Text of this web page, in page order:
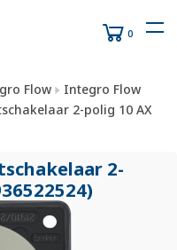
0
Flow
Integro Flow
2-polig 10 AX
2-